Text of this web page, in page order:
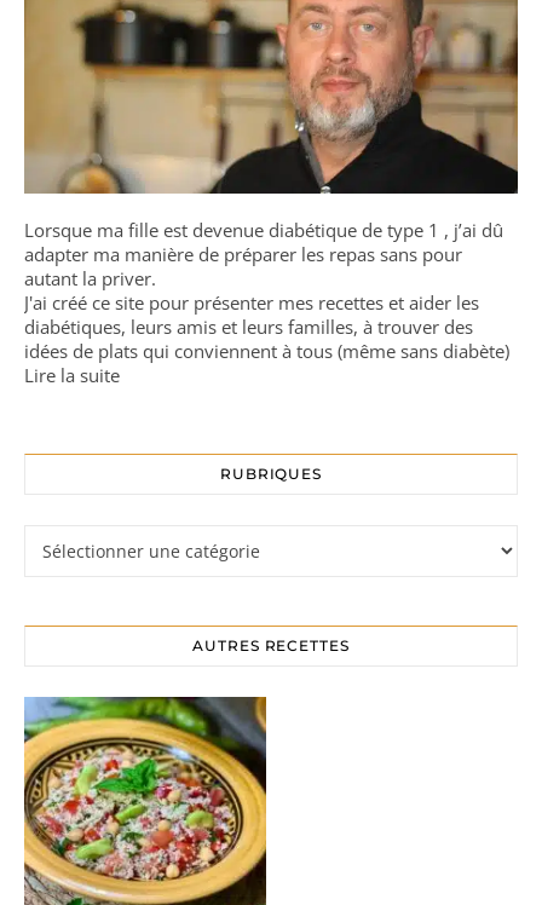
Lorsque ma fille est devenue diabétique de type 1 , j’ai dû
adapter ma manière de préparer les repas sans pour
autant la priver.
J'ai créé ce site pour présenter mes recettes et aider les
diabétiques, leurs amis et leurs familles, à trouver des
idées de plats qui conviennent à tous (même sans diabète)
Lire la suite
RUBRIQUES
AUTRES RECETTES